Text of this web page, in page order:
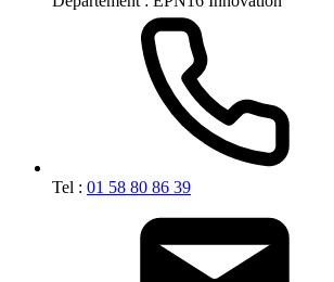
Tel : 01 58 80 86 39